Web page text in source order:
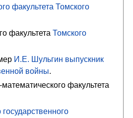
факультета Томского
факультета Томского
И.Е. Шульгин выпускник
войны.
факультета
государственного